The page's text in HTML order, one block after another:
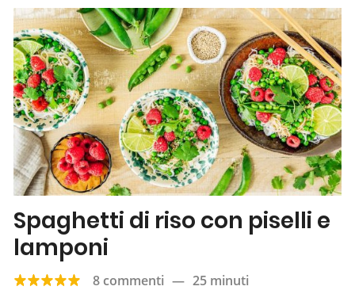
Spaghetti di riso con piselli e
lamponi
8 commenti — 25 minuti